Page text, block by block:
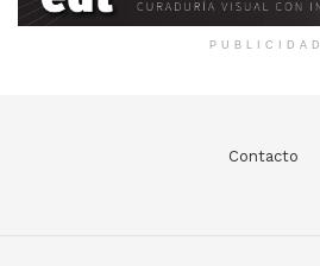
PUBLICIDAD
Contacto